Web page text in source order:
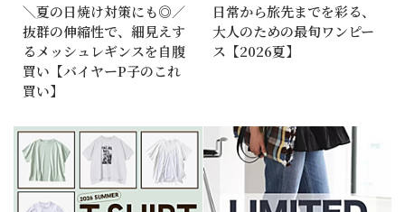
＼夏の日焼け対策にも◎／
抜群の伸縮性で、細見えす
るメッシュレギンスを自腹
買い【バイヤーP子のこれ
買い】
日常から旅先までを彩る、
大人のための最旬ワンピー
ス【2026夏】